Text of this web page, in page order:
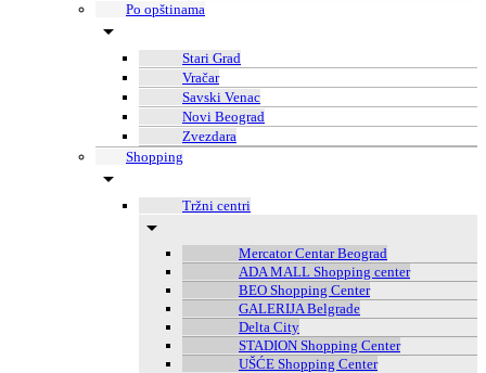
Po opštinama
Stari Grad
Vračar
Savski Venac
Novi Beograd
Zvezdara
Shopping
Tržni centri
Mercator Centar Beograd
ADA MALL Shopping center
BEO Shopping Center
GALERIJA Belgrade
Delta City
STADION Shopping Center
UŠĆE Shopping Center